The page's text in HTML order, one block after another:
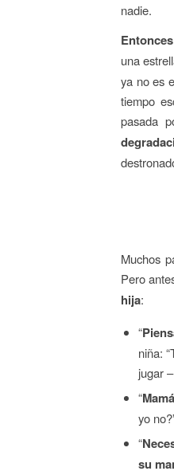
nadie.
una
ya no es
tiempo
pasada
Muchos
Pero
hija:
“
niña:
jugar
“
yo
“
su